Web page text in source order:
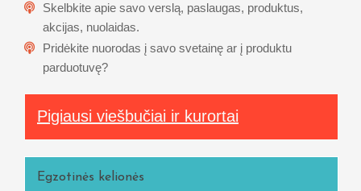
Skelbkite apie savo verslą, paslaugas, produktus,
akcijas, nuolaidas.
Pridėkite nuorodas į savo svetainę ar į produktu
parduotuvę?
Pigiausi viešbučiai ir kurortai
Egzotinės kelionės